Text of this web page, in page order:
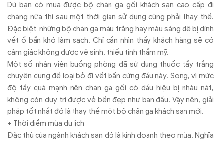
Dù bạn có mua được bộ chăn ga gối khách sạn cao cấp đi
chăng nữa thì sau một thời gian sử dụng cũng phải thay thế.
Đặc biệt, những bộ chăn ga màu trắng hay màu sáng dễ bị dính
vết ố bẩn khó làm sạch. Chỉ cần nhìn thấy khách hàng sẽ có
cảm giác không được vệ sinh, thiếu tính thẩm mỹ.
Một số nhân viên buồng phòng đã sử dụng thuốc tẩy trắng
chuyên dụng để loại bỏ đi vết bẩn cứng đầu này. Song, vì mức
độ tẩy quá mạnh nên chăn ga gối có dấu hiệu bị nhàu nát,
không còn duy trì được vẻ bền đẹp như ban đầu. Vậy nên, giải
pháp tốt nhất đó là thay thế một bộ chăn ga khách sạn mới.
+ Thời điểm mùa du lịch
Đặc thù của ngành khách sạn đó là kinh doanh theo mùa. Nghĩa